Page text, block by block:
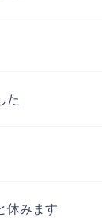
た
休みます